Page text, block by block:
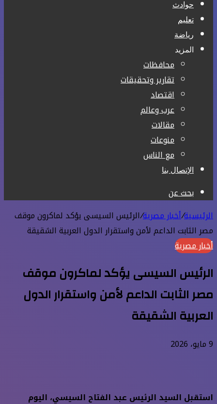
حوادث
تعليم
رياضة
المزيد
محافظات
تقارير وتحقيقات
اقتصاد
عرب وعالم
مقالات
منوعات
مع الناس
الإتصال بنا
بحث عن
الرئيسية/أخبار مصرية/الرئيس السيسى يؤكد لماكرون موقف
مصر الثابت الداعم لأمن واستقرار الدول العربية الشقيقة
أخبار مصرية
الرئيس السيسى يؤكد لماكرون موقف
مصر الثابت الداعم لأمن واستقرار الدول
العربية الشقيقة
9 مايو، 2026
استقبل السيد الرئيس عبد الفتاح السيسي، اليوم